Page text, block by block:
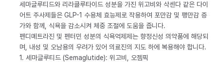
세마글루티드와 리라클루타이드 성분을 가진 위고비와 삭센다 같은 다이
어트 주사제들은 GLP-1 수용체 효능제로 작용하여 포만감 및 팽만감 증
가와 함께, 식욕을 감소시켜 체중 조절에 도움을 줍니다.
펜디메트라진 및 펜터민 성분의 식욕억제제는 향정신성 의약품에 해당되
며, 내성 및 오남용의 우려가 있어 의료진의 지도 하에 복용해야 합니다.
1. 세마글루티드 (Semaglutide): 위고비, 오젬픽